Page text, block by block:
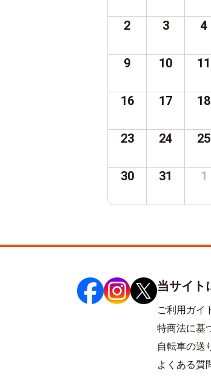
2 3 4
9 10 11
16 17 18
23 24 25
30 31 1
当サイト
ご利用ガイ
特商法に基
自転車の送
よくある質